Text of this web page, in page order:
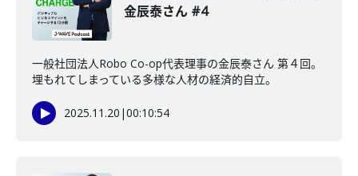
金辰泰さん #4
一般社団法人Robo Co-op代表理事の金辰泰さん 第４回。
埋もれてしまっている多様な人材の経済的自立。
2025.11.20 |00:10:54